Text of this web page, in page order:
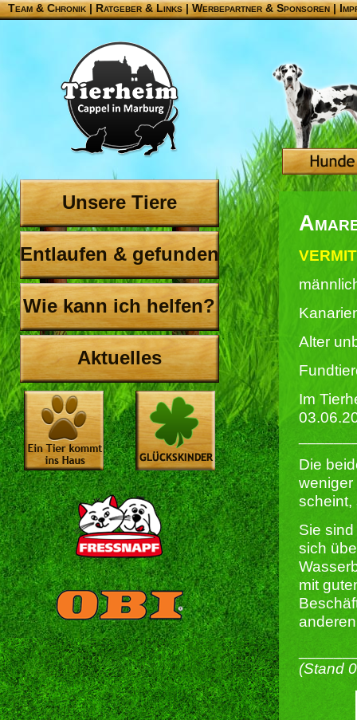
Team & Chronik |Ratgeber & Links|Werbepartner & Sponsoren|
Unsere Tiere
Entlaufen & gefunden
Wie kann ich helfen?
Aktuelles
Alter
Im
Die
weniger
scheint,
Sie
sich
mit
(Stand